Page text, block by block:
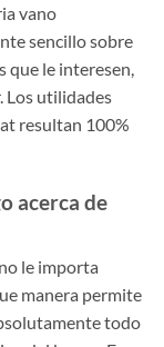
vano
sencillo sobre
que le interesen,
Los utilidades
resultan 100%
acerca de
le importa
manera permite
todo